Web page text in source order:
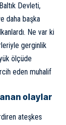
Devleti,
daha başka
Ne var ki
gerginlik
ölçüde
eden muhalif
olaylar
ateşkes